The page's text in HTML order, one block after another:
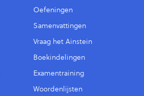
Oefeningen
Samenvattingen
Vraag het Ainstein
Boekindelingen
Examentraining
Woordenlijsten